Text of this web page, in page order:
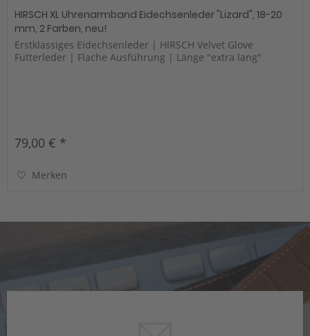
HIRSCH XL Uhrenarmband Eidechsenleder "Lizard", 18-20
mm, 2 Farben, neu!
Erstklassiges Eidechsenleder | HIRSCH Velvet Glove
Futterleder | Flache Ausführung | Länge "extra lang"
79,00 € *
Merken